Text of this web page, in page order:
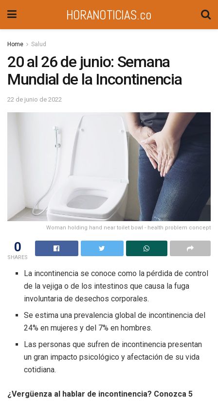
HORANOTICIAS.co
Home Salud
20 al 26 de junio: Semana
Mundial de la Incontinencia
22 de junio de 2022
Woman holding hand near toilet bowl - health problem concept
0
SHARES
La incontinencia se conoce como la pérdida de control
de la vejiga o de los intestinos que causa la fuga
involuntaria de desechos corporales.
Se estima una prevalencia global de incontinencia del
24% en mujeres y del 7% en hombres.
Las personas que sufren de incontinencia presentan
un gran impacto psicológico y afectación de su vida
cotidiana.
¿Vergüenza al hablar de incontinencia? Conozca 5